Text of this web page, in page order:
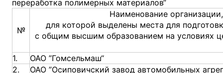
переработка полимерных материалов“
№
Наименование организации,
для которой выделены места для
с общим высшим образованием на условиях
1.
ОАО ”Гомсельмаш“
2.
ОАО ”Осиповичский завод автомобильных